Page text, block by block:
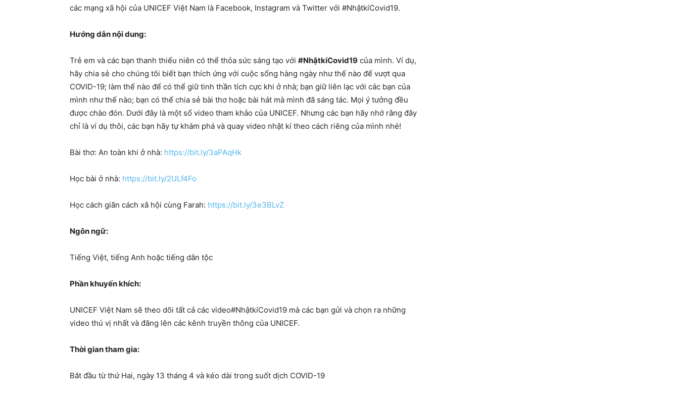
các mạng xã hội của UNICEF Việt Nam là Facebook, Instagram và Twitter với #NhậtkíCovid19.
Hướng dẫn nội dung:
Trẻ em và các bạn thanh thiếu niên có thể thỏa sức sáng tạo với #NhậtkíCovid19 của mình. Ví dụ,
hãy chia sẻ cho chúng tôi biết bạn thích ứng với cuộc sống hàng ngày như thế nào để vượt qua
COVID-19; làm thế nào để có thể giữ tinh thần tích cực khi ở nhà; bạn giữ liên lạc với các bạn của
mình như thế nào; bạn có thể chia sẻ bài thơ hoặc bài hát mà mình đã sáng tác. Mọi ý tưởng đều
được chào đón. Dưới đây là một số video tham khảo của UNICEF. Nhưng các bạn hãy nhớ rằng đây
chỉ là ví dụ thôi, các bạn hãy tự khám phá và quay video nhật kí theo cách riêng của mình nhé!
Bài thơ: An toàn khi ở nhà: https://bit.ly/3aPAqHk
Học bài ở nhà: https://bit.ly/2ULf4Fo
Học cách giãn cách xã hội cùng Farah: https://bit.ly/3e3BLvZ
Ngôn ngữ:
Tiếng Việt, tiếng Anh hoặc tiếng dân tộc
Phần khuyến khích:
UNICEF Việt Nam sẽ theo dõi tất cả các video#NhậtkíCovid19 mà các bạn gửi và chọn ra những
video thú vị nhất và đăng lên các kênh truyền thông của UNICEF.
Thời gian tham gia:
Bắt đầu từ thứ Hai, ngày 13 tháng 4 và kéo dài trong suốt dịch COVID-19